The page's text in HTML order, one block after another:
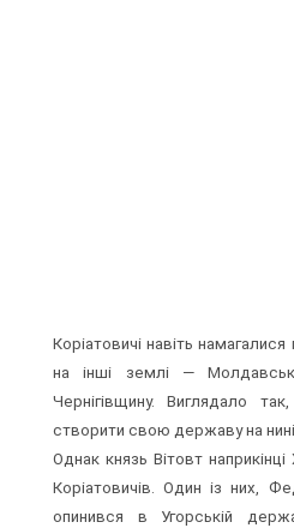
Коріатовичі навіть
на інші землі —
Чернігівщину. Виглядало
створити свою дер­жаву на
Однак князь Вітовт
Коріатовичів. Один із них,
опинився в Угор­ській